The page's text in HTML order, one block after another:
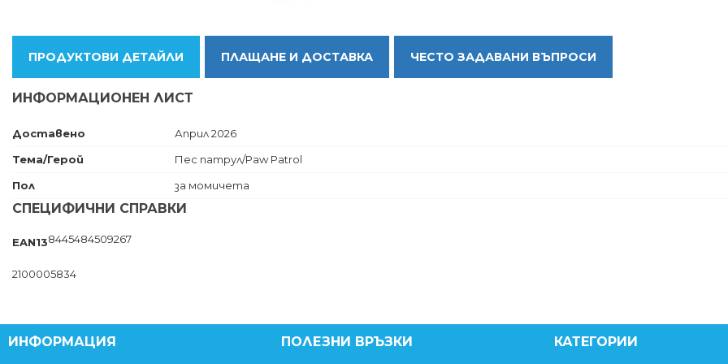
ПРОДУКТОВИ ДЕТАЙЛИ ПЛАЩАНЕ И ДОСТАВКА ЧЕСТО ЗАДАВАНИ ВЪПРОСИ
ИНФОРМАЦИОНЕН ЛИСТ
Доставено
Април 2026
Тема/Герой
Пес патрул/Paw Patrol
Пол
за момичета
СПЕЦИФИЧНИ СПРАВКИ
EAN138445484509267
2100005834
ИНФОРМАЦИЯ ПОЛЕЗНИ ВРЪЗКИ КАТЕГОРИИ